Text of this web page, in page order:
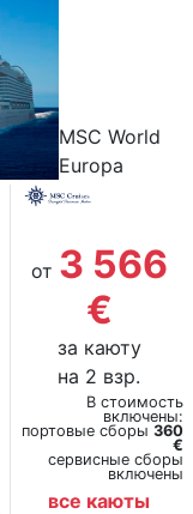
MSC World
Europa
от 3 566
€
за каюту
на 2 взр.
В стоимость
включены:
портовые сборы 360
€
сервисные сборы
включены
все каюты